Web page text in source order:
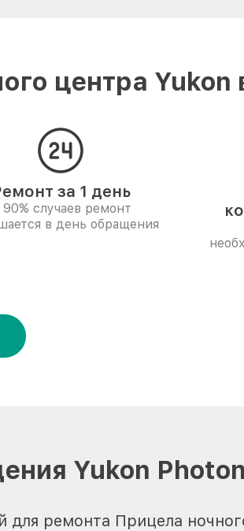
центра Yukon
за 1 день
случаев ремонт
в день обращения
Yukon
ремонта Прицела